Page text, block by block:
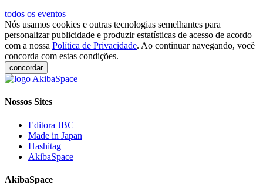
todos os eventos
Nós usamos cookies e outras tecnologias semelhantes para
personalizar publicidade e produzir estatísticas de acesso de acordo
com a nossa Política de Privacidade. Ao continuar navegando, você
concorda com estas condições.
concordar
Nossos Sites
Editora JBC
Made in Japan
Hashitag
AkibaSpace
AkibaSpace